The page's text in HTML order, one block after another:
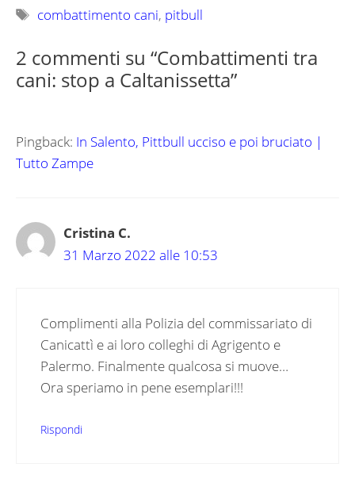
Tag
combattimento cani, pitbull
2 commenti su “Combattimenti tra
cani: stop a Caltanissetta”
Pingback: In Salento, Pittbull ucciso e poi bruciato |
Tutto Zampe
Cristina C.
31 Marzo 2022 alle 10:53
Complimenti alla Polizia del commissariato di
Canicattì e ai loro colleghi di Agrigento e
Palermo. Finalmente qualcosa si muove…
Ora speriamo in pene esemplari!!!
Rispondi